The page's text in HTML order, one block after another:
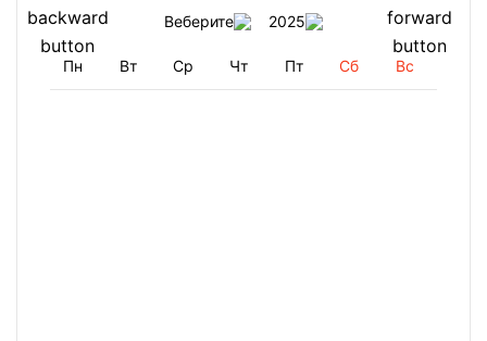
Веберите 2025
Пн Вт Ср Чт Пт Сб Вс